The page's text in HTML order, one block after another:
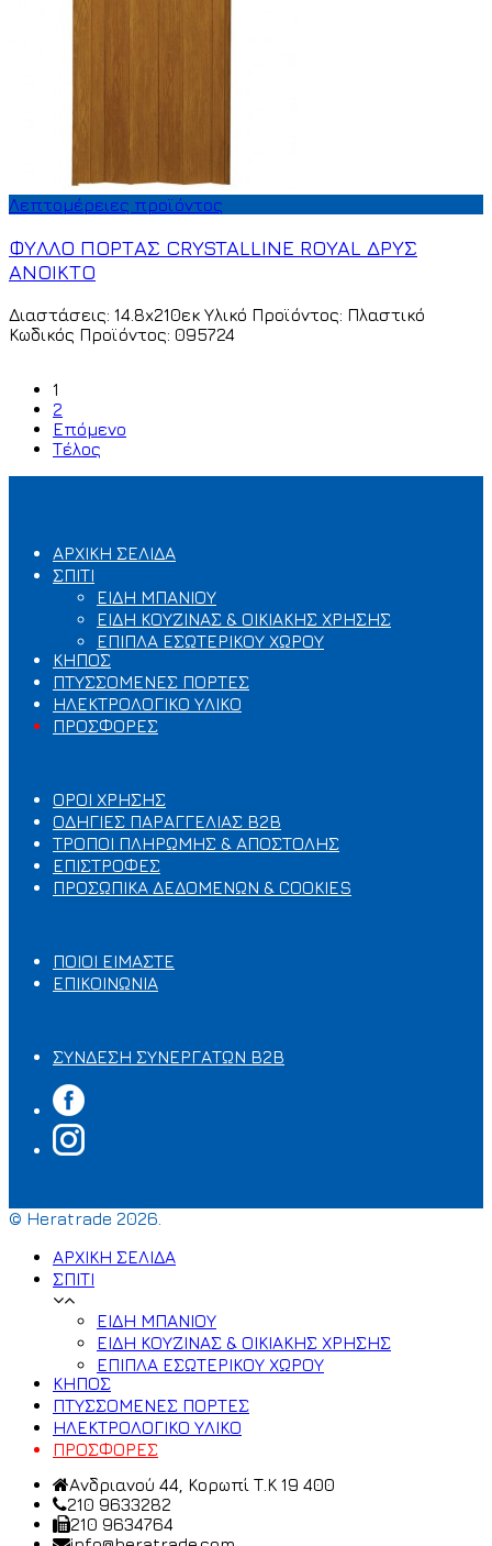
Λεπτομέρειες προϊόντος
ΦΥΛΛΟ ΠΟΡΤΑΣ CRYSTALLINE ROYAL ΔΡΥΣ
ΑΝΟΙΚΤΟ
Διαστάσεις: 14.8x210εκ Υλικό Προϊόντος: Πλαστικό
Κωδικός Προϊόντος: 095724
1
2
Επόμενο
Τέλος
ΑΡΧΙΚΗ ΣΕΛΙΔΑ
ΣΠΙΤΙ
ΕΙΔΗ ΜΠΑΝΙΟΥ
ΕΙΔΗ ΚΟΥΖΙΝΑΣ & ΟΙΚΙΑΚΗΣ ΧΡΗΣΗΣ
ΕΠΙΠΛΑ ΕΣΩΤΕΡΙΚΟΥ ΧΩΡΟΥ
ΚΗΠΟΣ
ΠΤΥΣΣΟΜΕΝΕΣ ΠΟΡΤΕΣ
ΗΛΕΚΤΡΟΛΟΓΙΚΟ ΥΛΙΚΟ
ΠΡΟΣΦΟΡΕΣ
ΟΡΟΙ ΧΡΗΣΗΣ
ΟΔΗΓΙΕΣ ΠΑΡΑΓΓΕΛΙΑΣ B2B
ΤΡΟΠΟΙ ΠΛΗΡΩΜΗΣ & ΑΠΟΣΤΟΛΗΣ
ΕΠΙΣΤΡΟΦΕΣ
ΠΡΟΣΩΠΙΚΑ ΔΕΔΟΜΕΝΩΝ & COOKIES
ΠΟΙΟΙ ΕΙΜΑΣΤΕ
ΕΠΙΚΟΙΝΩΝΙΑ
ΣΥΝΔΕΣΗ ΣΥΝΕΡΓΑΤΩΝ B2B
© Heratrade 2026.
ΑΡΧΙΚΗ ΣΕΛΙΔΑ
ΣΠΙΤΙ
ΕΙΔΗ ΜΠΑΝΙΟΥ
ΕΙΔΗ ΚΟΥΖΙΝΑΣ & ΟΙΚΙΑΚΗΣ ΧΡΗΣΗΣ
ΕΠΙΠΛΑ ΕΣΩΤΕΡΙΚΟΥ ΧΩΡΟΥ
ΚΗΠΟΣ
ΠΤΥΣΣΟΜΕΝΕΣ ΠΟΡΤΕΣ
ΗΛΕΚΤΡΟΛΟΓΙΚΟ ΥΛΙΚΟ
ΠΡΟΣΦΟΡΕΣ
Ανδριανού 44, Κορωπί Τ.Κ 19 400
210 9633282
210 9634764